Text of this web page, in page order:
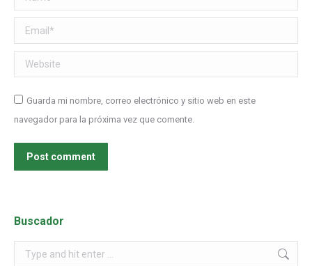
Email *
Website
Guarda mi nombre, correo electrónico y sitio web en este
navegador para la próxima vez que comente.
Post comment
Buscador